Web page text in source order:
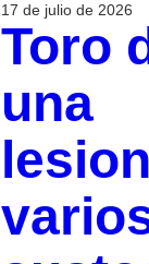
17 de julio de 2026
Toro
una